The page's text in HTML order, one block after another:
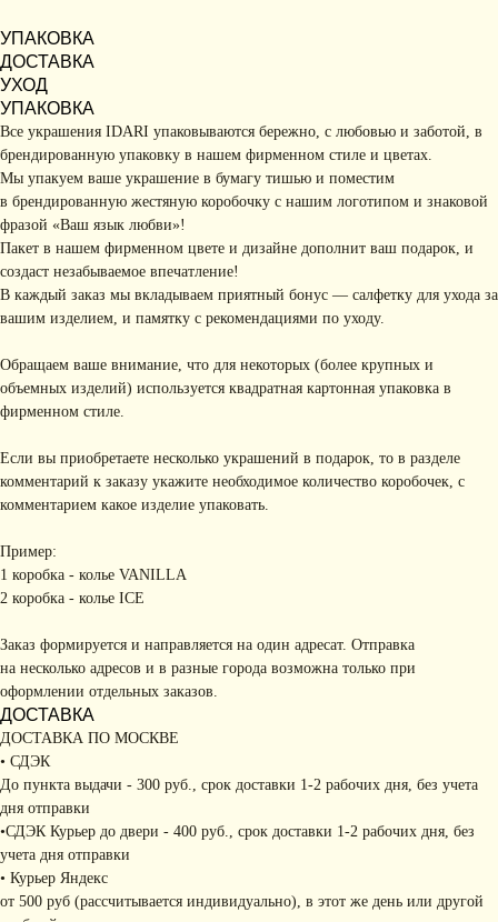
УПАКОВКА
ДОСТАВКА
УХОД
УПАКОВКА
Все украшения IDARI упаковываются бережно, с любовью и заботой, в
брендированную упаковку в нашем фирменном стиле и цветах.
Мы упакуем ваше украшение в бумагу тишью и поместим
в брендированную жестяную коробочку с нашим логотипом и знаковой
фразой «Ваш язык любви»!
Пакет в нашем фирменном цвете и дизайне дополнит ваш подарок, и
создаст незабываемое впечатление!
В каждый заказ мы вкладываем приятный бонус — салфетку для ухода за
вашим изделием, и памятку с рекомендациями по уходу.
Обращаем ваше внимание, что для некоторых (более крупных и
объемных изделий) используется квадратная картонная упаковка в
фирменном стиле.
Если вы приобретаете несколько украшений в подарок, то в разделе
комментарий к заказу укажите необходимое количество коробочек, с
комментарием какое изделие упаковать.
Пример:
1 коробка - колье VANILLA
2 коробка - колье ICE
Заказ формируется и направляется на один адресат. Отправка
на несколько адресов и в разные города возможна только при
оформлении отдельных заказов.
ДОСТАВКА
ДОСТАВКА ПО МОСКВЕ
• СДЭК
До пункта выдачи - 300 руб., срок доставки 1-2 рабочих дня, без учета
дня отправки
•СДЭК Курьер до двери - 400 руб., срок доставки 1-2 рабочих дня, без
учета дня отправки
• Курьер Яндекс
от 500 руб (рассчитывается индивидуально), в этот же день или другой